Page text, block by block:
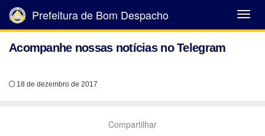
Abrir
Menu
Prefeitura de Bom Despacho
Acompanhe nossas notícias no Telegram
18 de dezembro de 2017
Compartilhar